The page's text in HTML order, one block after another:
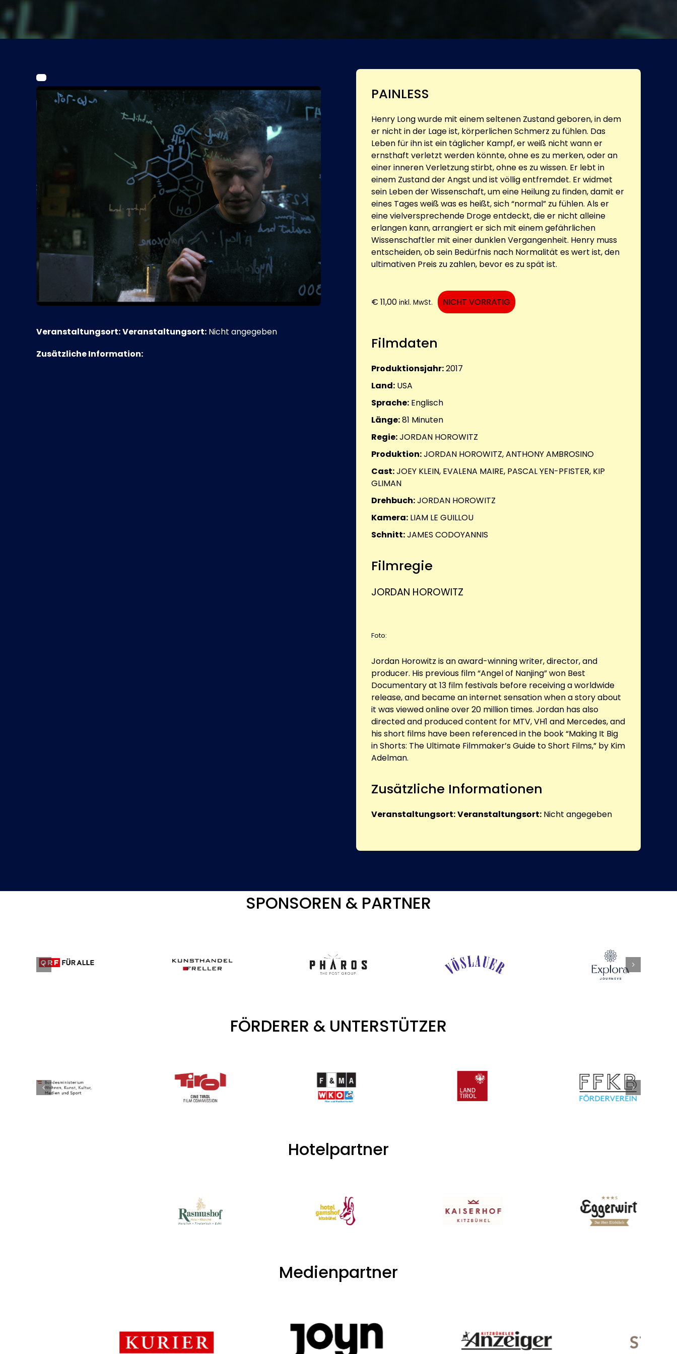
Veranstaltungsort:Veranstaltungsort: Nicht angegeben
Zusätzliche Information:
PAINLESS
Henry Long wurde mit einem seltenen Zustand geboren, in dem
er nicht in der Lage ist, körperlichen Schmerz zu fühlen. Das
Leben für ihn ist ein täglicher Kampf, er weiß nicht wann er
ernsthaft verletzt werden könnte, ohne es zu merken, oder an
einer inneren Verletzung stirbt, ohne es zu wissen. Er lebt in
einem Zustand der Angst und ist völlig entfremdet. Er widmet
sein Leben der Wissenschaft, um eine Heilung zu finden, damit er
eines Tages weiß was es heißt, sich “normal” zu fühlen. Als er
eine vielversprechende Droge entdeckt, die er nicht alleine
erlangen kann, arrangiert er sich mit einem gefährlichen
Wissenschaftler mit einer dunklen Vergangenheit. Henry muss
entscheiden, ob sein Bedürfnis nach Normalität es wert ist, den
ultimativen Preis zu zahlen, bevor es zu spät ist.
€ 11,00 inkl. MwSt. NICHT VORRÄTIG
Filmdaten
Produktionsjahr:2017
Land: USA
Sprache: Englisch
Länge:81 Minuten
Regie:JORDAN HOROWITZ
Produktion:JORDAN HOROWITZ, ANTHONY AMBROSINO
Cast:JOEY KLEIN, EVALENA MAIRE, PASCAL YEN-PFISTER, KIP
GLIMAN
Drehbuch:JORDAN HOROWITZ
Kamera: LIAM LE GUILLOU
Schnitt:JAMES CODOYANNIS
Filmregie
JORDAN HOROWITZ
Foto:
Jordan Horowitz is an award-winning writer, director, and
producer. His previous film “Angel of Nanjing” won Best
Documentary at 13 film festivals before receiving a worldwide
release, and became an internet sensation when a story about
it was viewed online over 20 million times. Jordan has also
directed and produced content for MTV, VH1 and Mercedes, and
his short films have been referenced in the book “Making It Big
in Shorts: The Ultimate Filmmaker’s Guide to Short Films,” by Kim
Adelman.
Zusätzliche Informationen
Veranstaltungsort:Veranstaltungsort: Nicht angegeben
SPONSOREN & PARTNER
FÖRDERER & UNTERSTÜTZER
Hotelpartner
Medienpartner